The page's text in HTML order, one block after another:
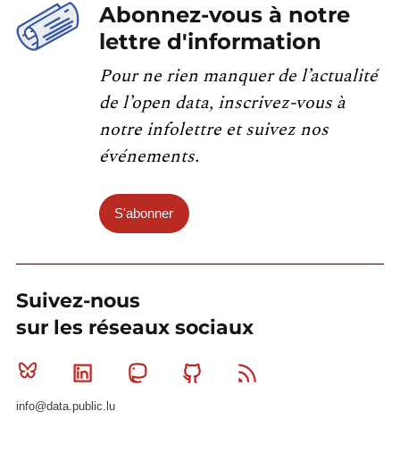
Abonnez-vous à notre
lettre d'information
Pour ne rien manquer de l’actualité
de l’open data, inscrivez-vous à
notre infolettre et suivez nos
événements.
S'abonner
Suivez-nous
sur les réseaux sociaux
Bluesky Linkedin MastodonGithub
info@data.public.lu